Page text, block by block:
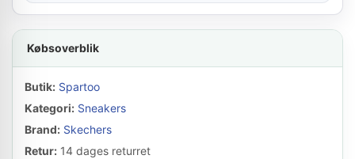
Købsoverblik
Butik: Spartoo
Kategori: Sneakers
Brand: Skechers
Retur: 14 dages returret